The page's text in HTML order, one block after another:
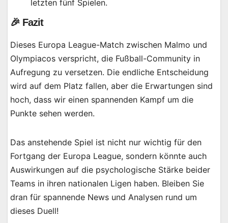
letzten fünf Spielen.
🎉 Fazit
Dieses Europa League-Match zwischen Malmo und
Olympiacos verspricht, die Fußball-Community in
Aufregung zu versetzen. Die endliche Entscheidung
wird auf dem Platz fallen, aber die Erwartungen sind
hoch, dass wir einen spannenden Kampf um die
Punkte sehen werden.
Das anstehende Spiel ist nicht nur wichtig für den
Fortgang der Europa League, sondern könnte auch
Auswirkungen auf die psychologische Stärke beider
Teams in ihren nationalen Ligen haben. Bleiben Sie
dran für spannende News und Analysen rund um
dieses Duell!